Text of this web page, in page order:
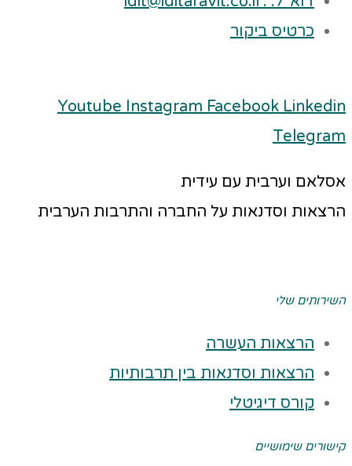
כרטיס ביקור
Youtube Instagram Facebook Linkedin
Telegram
אסלאם וערבית עם עידית
הרצאות וסדנאות על החברה והתרבות הערבית
השירותים שלי
הרצאות העשרה
הרצאות וסדנאות בין תרבותיות
קורס דיגיטלי
קישורים שימושיים